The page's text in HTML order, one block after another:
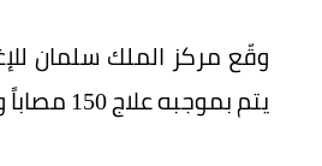
وقّع مركز الملك سلمان
يتم بموجبه علاج 150 مصاباً وتقديم الخدمات الطبية لهم داخل تعز.